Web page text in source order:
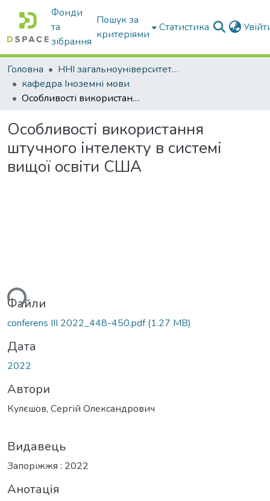
Фонди
та
зібрання
Пошук за
критеріями
Статистика
Головна
ННІ загальноуніверситетської підготовки
кафедра Іноземні мови
Особливості використання штучного інтелекту в системі вищої освіти США
Особливості використання
штучного інтелекту в системі
вищої освіти США
Файли
conferens III 2022_448-450.pdf(1.27 MB)
Дата
2022
Автори
Кулєшов, Сергій Олександрович
Видавець
Запоріжжя : 2022
Анотація